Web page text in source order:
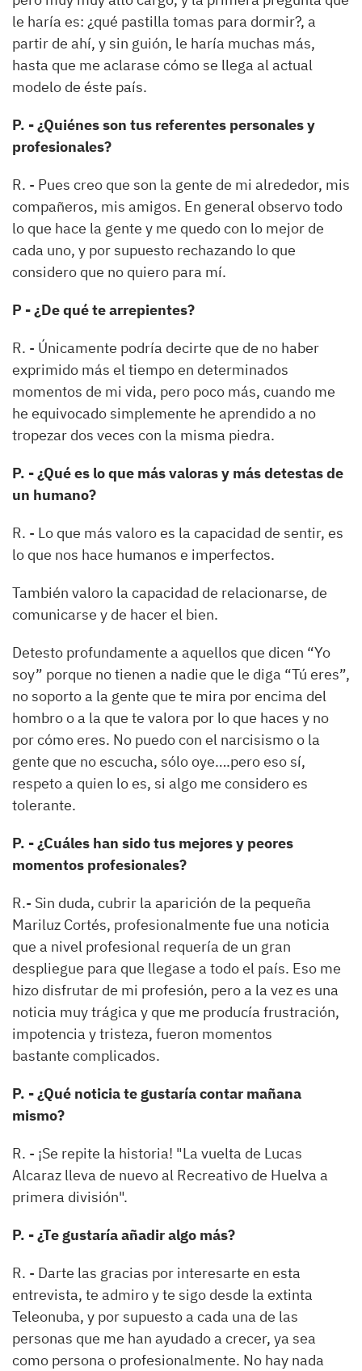
le haría es: ¿qué pastilla tomas para dormir?, a
partir de ahí, y sin guión, le haría muchas más,
hasta que me aclarase cómo se llega al actual
modelo de éste país.
P. - ¿Quiénes son tus referentes personales y
profesionales?
R. - Pues creo que son la gente de mi alrededor, mis
compañeros, mis amigos. En general observo todo
lo que hace la gente y me quedo con lo mejor de
cada uno, y por supuesto rechazando lo que
considero que no quiero para mí.
P - ¿De qué te arrepientes?
R. - Únicamente podría decirte que de no haber
exprimido más el tiempo en determinados
momentos de mi vida, pero poco más, cuando me
he equivocado simplemente he aprendido a no
tropezar dos veces con la misma piedra.
P. - ¿Qué es lo que más valoras y más detestas de
un humano?
R. - Lo que más valoro es la capacidad de sentir, es
lo que nos hace humanos e imperfectos.
También valoro la capacidad de relacionarse, de
comunicarse y de hacer el bien.
Detesto profundamente a aquellos que dicen “Yo
soy” porque no tienen a nadie que le diga “Tú eres”,
no soporto a la gente que te mira por encima del
hombro o a la que te valora por lo que haces y no
por cómo eres. No puedo con el narcisismo o la
gente que no escucha, sólo oye….pero eso sí,
respeto a quien lo es, si algo me considero es
tolerante.
P. - ¿Cuáles han sido tus mejores y peores
momentos profesionales?
R.- Sin duda, cubrir la aparición de la pequeña
Mariluz Cortés, profesionalmente fue una noticia
que a nivel profesional requería de un gran
despliegue para que llegase a todo el país. Eso me
hizo disfrutar de mi profesión, pero a la vez es una
noticia muy trágica y que me producía frustración,
impotencia y tristeza, fueron momentos
bastante complicados.
P. - ¿Qué noticia te gustaría contar mañana
mismo?
R. - ¡Se repite la historia! "La vuelta de Lucas
Alcaraz lleva de nuevo al Recreativo de Huelva a
primera división".
P. - ¿Te gustaría añadir algo más?
R. - Darte las gracias por interesarte en esta
entrevista, te admiro y te sigo desde la extinta
Teleonuba, y por supuesto a cada una de las
personas que me han ayudado a crecer, ya sea
como persona o profesionalmente. No hay nada